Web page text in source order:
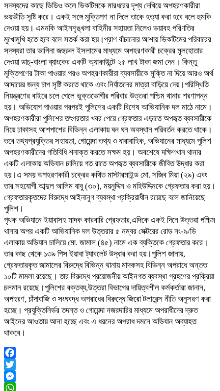
সদস্যদের কাছে ভিডিও কলে ভিকটিমকে মারধরের দৃশ্য দেখিয়ে অপহরণকারীরা
ভয়ভীতি সৃষ্টি করে। একই সঙ্গে মুক্তিপণ না দিলে তাকে হত্যা করা হবে বলে হুমকি
দেওয়া হয়। এমনকি আইনশৃঙ্খলা বাহিনীর সহায়তা নিলেও ভয়াবহ পরিণতির
মুখোমুখি হতে হবে বলে সতর্ক করা হয়।প্রাণ বাঁচানোর আশায় ভিকটিমের পরিবারের
সদস্যরা তার ভাগিনা জহুরুল ইসলামের মাধ্যমে অপহরণকারী চক্রের মূলহোতার
দেওয়া ডাচ্-বাংলা ব্যাংকের একটি অ্যাকাউন্টে ২৫ লাখ টাকা জমা দেন। কিন্তু
মুক্তিপণের টাকা পাওয়ার পরও অপহরণকারীরা ব্যবসায়ীকে মুক্তি না দিয়ে আরও অর্থ
আদায়ের জন্য চাপ সৃষ্টি করতে থাকে এবং নির্যাতনের মাত্রা বাড়িয়ে দেয়।পরিস্থিতি
নিয়ন্ত্রণের বাইরে চলে গেলে ভুক্তভোগীর পরিবার উত্তরা পশ্চিম থানার শরণাপন্ন
হয়। অভিযোগ পাওয়ার পরপরই পুলিশের একটি বিশেষ আভিযানিক দল মাঠে নামে।
অপহরণকারীরা পুলিশের তৎপরতার খবর পেয়ে গ্রেফতার এড়াতে অপহৃত ব্যবসায়ীকে
নিয়ে ঢাকাসহ আশপাশের বিভিন্ন এলাকায় ঘন ঘন অবস্থান পরিবর্তন করতে থাকে।
তবে তথ্যপ্রযুক্তির সহায়তা, গোয়েন্দা তথ্য ও ধারাবাহিক, অভিযানের মাধ্যমে পুলিশ
অপহরণকারীদের গতিবিধি শনাক্ত করতে সক্ষম হয়। অবশেষে দক্ষিণখান থানার
একটি এলাকায় অভিযান চালিয়ে গত রাতে অপহৃত ব্যবসায়ীকে জীবিত উদ্ধার করা
হয়।এ সময় অপহরণকারী চক্রের কথিত মাস্টারমাইন্ড মো. সজিব মিয়া (২৯) এবং
তার সহযোগী আব্দুল আলিম বাবু (৩০), ময়নুদ্দিন ও মহিউদ্দিনকে গ্রেফতার করা হয়।
গ্রেফতারকৃতদের বিরুদ্ধে আইনানুগ ব্যবস্থা প্রক্রিয়াধীন রয়েছে বলে জানিয়েছে
পুলিশ।
পৃথক অভিযানে ইয়াবাসহ মাদক কারবারি গ্রেফতার,এদিকে একই দিনে উত্তরা পশ্চিম
থানার অপর একটি আভিযানিক দল উত্তরার ৫ নম্বর সেক্টরের রোড নং-৯/ডি
এলাকায় অভিযান চালিয়ে মো. জামাল (৪৫) নামে এক ব্যক্তিকে গ্রেফতার করে।
তার কাছ থেকে ১৩৯ পিস ইয়াবা ট্যাবলেট উদ্ধার করা হয়।পুলিশ জানায়,
গ্রেফতারকৃত জামালের বিরুদ্ধে বিভিন্ন থানায় মাদকসহ বিভিন্ন অপরাধে অন্তত
১০টি মামলা রয়েছে। তার বিরুদ্ধে প্রয়োজনীয় আইনগত ব্যবস্থা গ্রহণের প্রক্রিয়া
চলমান রয়েছে।পুলিশের বক্তব্য,উত্তরা বিভাগের দায়িত্বশীল কর্মকর্তারা জানান,
অপহরণ, চাঁদাবাজি ও সংঘবদ্ধ অপরাধের বিরুদ্ধে জিরো টলারেন্স নীতি অনুসরণ করা
হচ্ছে। প্রযুক্তিনির্ভর তদন্ত ও গোয়েন্দা নজরদারির মাধ্যমে অপরাধীদের দ্রুত
আইনের আওতায় আনা হচ্ছে এবং এ ধরনের অপরাধ দমনে অভিযান অব্যাহত
থাকবে।
Facebook
Twitter
Messenger